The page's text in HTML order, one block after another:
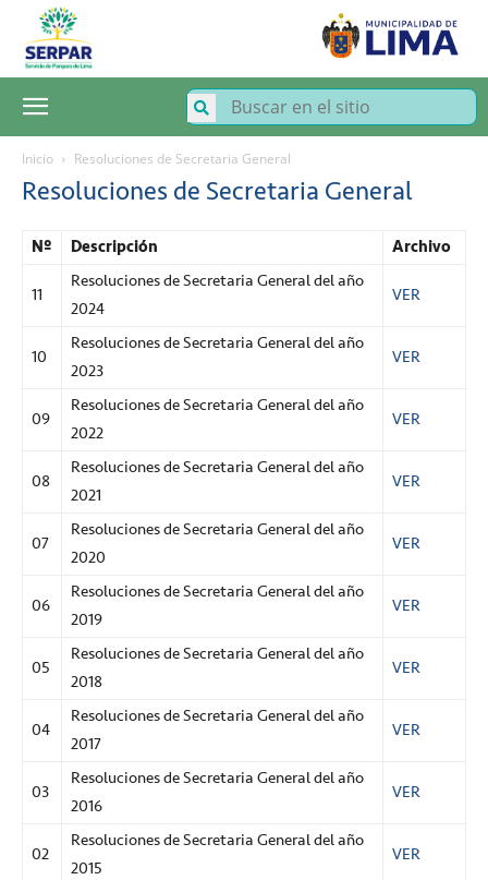
SERPAR
Servicio
de
Parques
Inicio Resoluciones de Secretaria General
Resoluciones de Secretaria General
Nº Descripción Archivo
11
Resoluciones de Secretaria General del año
2024
VER
10
Resoluciones de Secretaria General del año
2023
VER
09
Resoluciones de Secretaria General del año
2022
VER
08
Resoluciones de Secretaria General del año
2021
VER
07
Resoluciones de Secretaria General del año
2020
VER
06
Resoluciones de Secretaria General del año
2019
VER
05
Resoluciones de Secretaria General del año
2018
VER
04
Resoluciones de Secretaria General del año
2017
VER
03
Resoluciones de Secretaria General del año
2016
VER
02
Resoluciones de Secretaria General del año
2015
VER